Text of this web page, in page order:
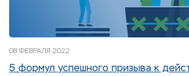
08 ФЕВРАЛЯ 2022
5 формул успешного призыва к